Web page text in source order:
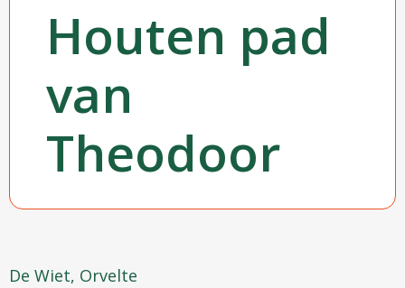
Houten pad
van
Theodoor
De Wiet, Orvelte